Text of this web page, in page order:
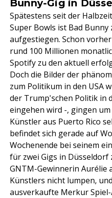
Bunny-Gig in
Spätestens seit der
Super Bowls ist Bad
aufgestiegen. Schon
rund 100 Millionen
Spotify zu den aktuell
Doch die Bilder der
zum Politikum in den USA
der Trump'schen Politik in
eingehen wird -, gingen um
Künstler aus Puerto Rico
befindet sich gerade auf
Wochenende bei seinem
für zwei Gigs in Düsseldorf
GNTM-Gewinnerin Aurélie
Künstlers nicht lumpen,
ausverkaufte Merkur Spiel-